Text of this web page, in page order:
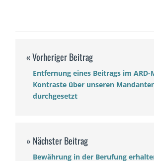
Entfernung eines Beitrags im ARD-
Kontraste über unseren
durchgesetzt
Bewährung in der Berufung